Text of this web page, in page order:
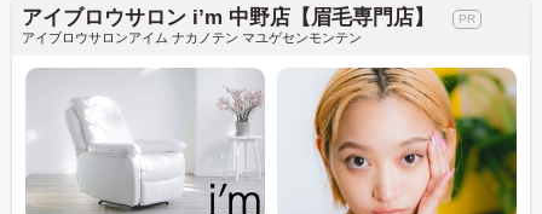
アイブロウサロン i’m 中野店【眉毛専門店】
アイブロウサロンアイム ナカノテン マユゲセンモンテン